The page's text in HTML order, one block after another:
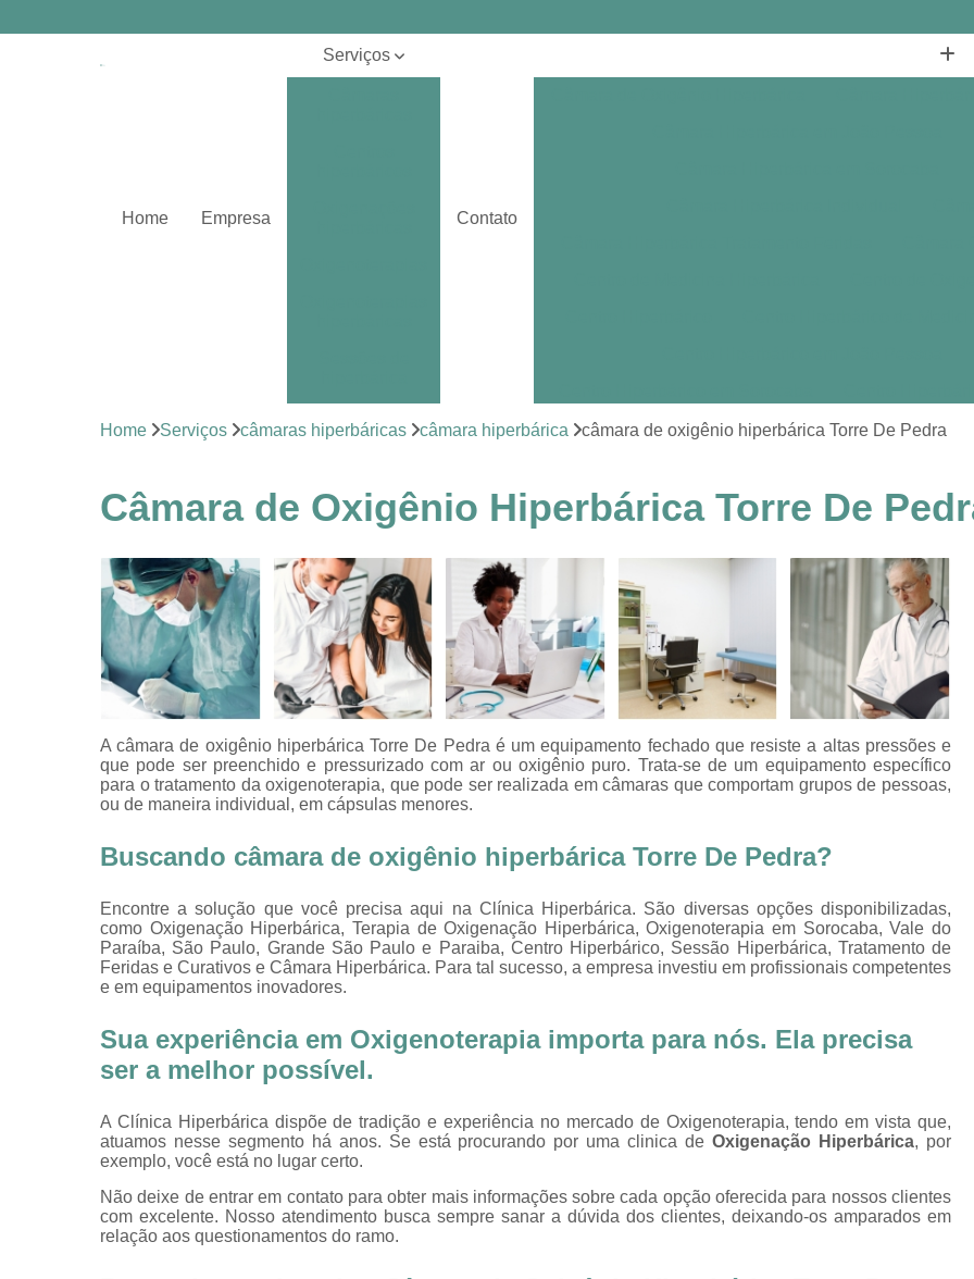
Home Empresa
Serviços
oxigenoterapia
feridas
Tratamentos
Tratamentos por
hiperbárica
Tratamentos por
oxigenoterapia
Contato
Clínica de Hiperbárica
Clínica de Medicina
Clínica Hiperbárica em João Pessoa
Clínica Oxigenoterapia Hiperbárica
Clínica
Oxigenação Hiperbárica Clínica
Oxigenação Hiperbárica em João Pessoa
Oxigenação Hiperbárica em Sorocaba
Oxigenação Hiperbárica Terapia
Oxigenação Via Hiperbárica
Terapia Oxigenação Hiperbárica
Oxigenoterapia
Oxigenoterapia em Taubaté
Oxigenoterapia para Tratamento de Diabéticos
Oxigenoterapia Tratamento de Diabéticos
Oxigenoterapia Tratamento de Pé
Oxigenoterapia Hiperbárica em João Pessoa
Oxigenoterapia Hiperbárica Ferida
Oxigenoterapia Hiperbárica
Oxigenoterapia Hiperbárica
Home Serviços câmaras hiperbáricas câmara hiperbárica câmara de oxigênio hiperbárica Torre De Pedra
Câmara de Oxigênio Hiperbárica Torre De
A câmara de oxigênio hiperbárica Torre De Pedra é um equipamento fechado que resiste a altas pressões e
que pode ser preenchido e pressurizado com ar ou oxigênio puro. Trata-se de um equipamento específico
para o tratamento da oxigenoterapia, que pode ser realizada em câmaras que comportam grupos de pessoas,
ou de maneira individual, em cápsulas menores.
Buscando câmara de oxigênio hiperbárica Torre De Pedra?
Encontre a solução que você precisa aqui na Clínica Hiperbárica. São diversas opções disponibilizadas,
como Oxigenação Hiperbárica, Terapia de Oxigenação Hiperbárica, Oxigenoterapia em Sorocaba, Vale do
Paraíba, São Paulo, Grande São Paulo e Paraiba, Centro Hiperbárico, Sessão Hiperbárica, Tratamento de
Feridas e Curativos e Câmara Hiperbárica. Para tal sucesso, a empresa investiu em profissionais competentes
e em equipamentos inovadores.
Sua experiência em Oxigenoterapia importa para nós. Ela precisa
ser a melhor possível.
A Clínica Hiperbárica dispõe de tradição e experiência no mercado de Oxigenoterapia, tendo em vista que,
atuamos nesse segmento há anos. Se está procurando por uma clinica deOxigenação Hiperbárica, por
exemplo, você está no lugar certo.
Não deixe de entrar em contato para obter mais informações sobre cada opção oferecida para nossos clientes
com excelente. Nosso atendimento busca sempre sanar a dúvida dos clientes, deixando-os amparados em
relação aos questionamentos do ramo.